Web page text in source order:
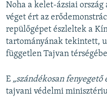
Noha a kelet-ázsiai
véget ért az
repülőgépet észleltek a
tartományának tekintett,
független Tajvan
E „szándékosan fenyegető
tajvani védelmi